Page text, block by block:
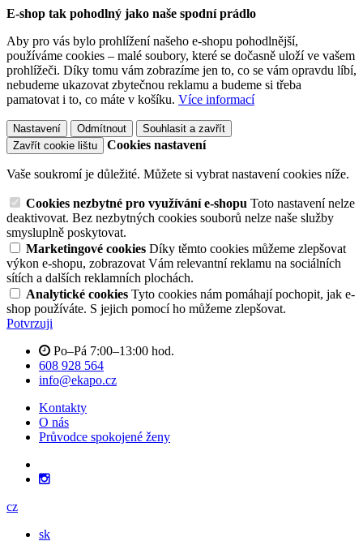
E-shop tak pohodlný jako naše spodní prádlo
Aby pro vás bylo prohlížení našeho e-shopu pohodlnější,
používáme cookies – malé soubory, které se dočasně uloží ve vašem
prohlížeči. Díky tomu vám zobrazíme jen to, co se vám opravdu líbí,
nebudeme ukazovat zbytečnou reklamu a budeme si třeba
pamatovat i to, co máte v košíku. Více informací
Nastavení Odmítnout
Souhlasit a zavřít
Zavřít cookie lištu
Cookies nastavení
Vaše soukromí je důležité. Můžete si vybrat nastavení cookies níže.
Cookies nezbytné pro využívání e-shopu Toto nastavení nelze
deaktivovat. Bez nezbytných cookies souborů nelze naše služby
smysluplně poskytovat.
Marketingové cookies Díky těmto cookies můžeme zlepšovat
výkon e-shopu, zobrazovat Vám relevantní reklamu na sociálních
sítích a dalších reklamních plochách.
Analytické cookies Tyto cookies nám pomáhají pochopit, jak e-
shop používáte. S jejich pomocí ho můžeme zlepšovat.
Potvrzuji
Po–Pá 7:00–13:00 hod.
608 928 564
info@ekapo.cz
Kontakty
O nás
Průvodce spokojené ženy
cz
sk